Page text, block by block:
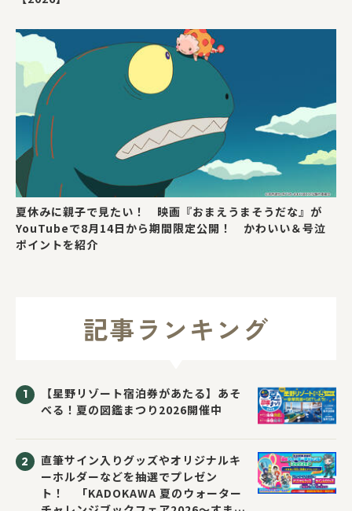
夏休みに親子で見たい！ 映画『おまえうまそうだな』が
YouTubeで8月14日から期間限定公開！ かわいい＆号泣
ポイントを紹介
記事ランキング
【星野リゾート宿泊券があたる】あそ
べる！夏の図鑑まつり2026開催中
直筆サイン入りグッズやオリジナルキ
ーホルダーなどを抽選でプレゼン
ト！ 「KADOKAWA 夏のウォーター